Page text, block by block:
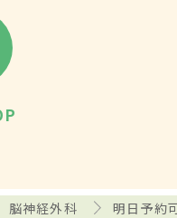
脳神経外科 明日予約